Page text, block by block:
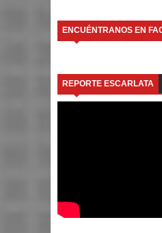
ENCUÉNTRANOS EN
REPORTE ESCARLATA